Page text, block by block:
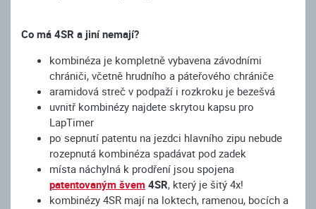
Co má 4SR a jiní nemají?
kombinéza je kompletně vybavena závodními
chrániči, včetně hrudního a páteřového chrániče
aramidová streč v podpaží i rozkroku je bezešvá
uvnitř kombinézy najdete skrytou kapsu pro
LapTimer
po sepnutí patentu na jezdci hlavního zipu nebude
rozepnutá kombinéza spadávat pod zadek
místa náchylná k prodření jsou spojena
patentovaným švem 4SR, který je šitý 4x!
kombinézy 4SR mají na loktech, ramenou, bocích a